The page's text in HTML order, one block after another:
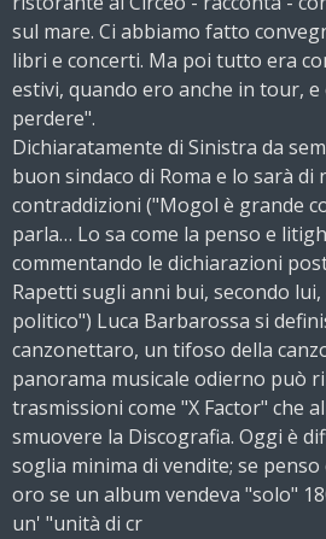
sul mare. Ci abbiamo fatto
libri e concerti. Ma poi tutto era
estivi, quando ero anche in tour, e
perdere".
Dichiaratamente di Sinistra da
buon sindaco di Roma e lo sarà di
contraddizioni ("Mogol è grande
parla… Lo sa come la penso e
commentando le dichiarazioni
Rapetti sugli anni bui, secondo
politico") Luca Barbarossa si
canzonettaro, un tifoso della
panorama musicale odierno può
trasmissioni come "X Factor" che
smuovere la Discografia. Oggi è
soglia minima di vendite; se
oro se un album vendeva "solo"
un' "unità di cr